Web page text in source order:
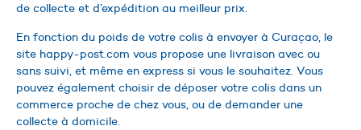
de collecte et d’expédition au meilleur prix.
En fonction du poids de votre colis à envoyer à Curaçao, le
site happy-post.com vous propose une livraison avec ou
sans suivi, et même en express si vous le souhaitez. Vous
pouvez également choisir de déposer votre colis dans un
commerce proche de chez vous, ou de demander une
collecte à domicile.